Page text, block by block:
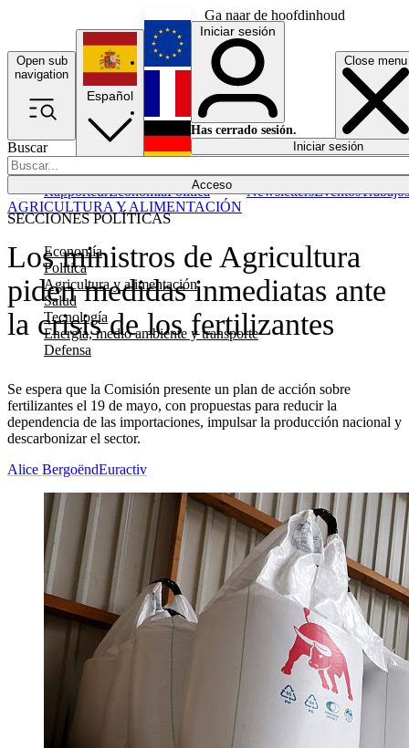
Ga naar de hoofdinhoud
Open sub
navigation
Close menu
Buscar
Acceso
SECCIONES POLÍTICAS
Economía
Política
Agricultura y alimentación
Salud
Tecnología
Energía, medio ambiente y transporte
Defensa
RapporteurEconomíaPolítica NewslettersEventosTrabajos
Español
English
Français
Iniciar sesión
Has cerrado sesión.
Iniciar sesión
Los ministros de Agricultura
piden medidas inmediatas ante
la crisis de los fertilizantes
Se espera que la Comisión presente un plan de acción sobre
fertilizantes el 19 de mayo, con propuestas para reducir la
dependencia de las importaciones, impulsar la producción nacional y
descarbonizar el sector.
AGRICULTURA Y ALIMENTACIÓN
Alice BergoëndEuractiv